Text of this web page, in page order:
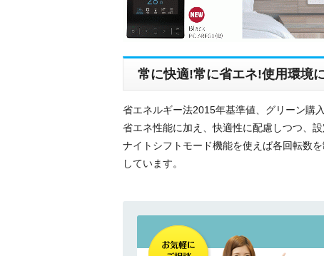
常に快適!常に省エネ!使用環境
省エネルギー法2015年基準値、グリーン購
省エネ性能に加え、快適性に配慮しつつ、
ナイトシフトモード機能を使えば各回転数
しています。